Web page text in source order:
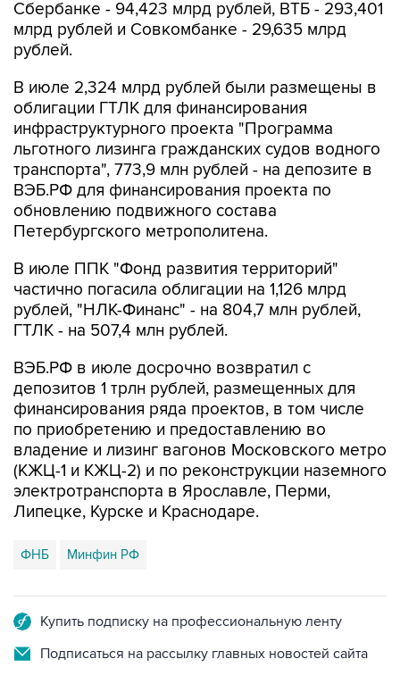
Сбербанке - 94,423 млрд рублей, ВТБ - 293,401
млрд рублей и Совкомбанке - 29,635 млрд
рублей.
В июле 2,324 млрд рублей были размещены в
облигации ГТЛК для финансирования
инфраструктурного проекта "Программа
льготного лизинга гражданских судов водного
транспорта", 773,9 млн рублей - на депозите в
ВЭБ.РФ для финансирования проекта по
обновлению подвижного состава
Петербургского метрополитена.
В июле ППК "Фонд развития территорий"
частично погасила облигации на 1,126 млрд
рублей, "НЛК-Финанс" - на 804,7 млн рублей,
ГТЛК - на 507,4 млн рублей.
ВЭБ.РФ в июле досрочно возвратил с
депозитов 1 трлн рублей, размещенных для
финансирования ряда проектов, в том числе
по приобретению и предоставлению во
владение и лизинг вагонов Московского метро
(КЖЦ-1 и КЖЦ-2) и по реконструкции наземного
электротранспорта в Ярославле, Перми,
Липецке, Курске и Краснодаре.
ФНБ Минфин РФ
Купить подписку на профессиональную ленту
Подписаться на рассылку главных новостей сайта